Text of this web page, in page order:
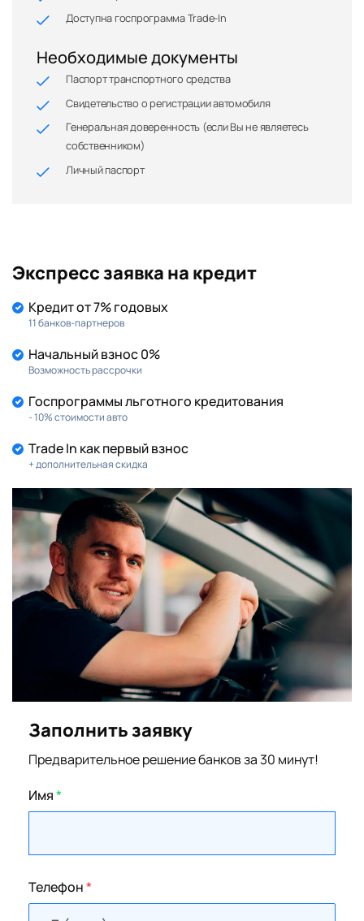
Доступна госпрограмма Trade-In
Необходимые документы
Паспорт транспортного средства
Свидетельство о регистрации автомобиля
Генеральная доверенность (если Вы не являетесь
собственником)
Личный паспорт
Экспресс заявка на кредит
Кредит от 7% годовых
11 банков-партнеров
Начальный взнос 0%
Возможность рассрочки
Госпрограммы льготного кредитования
- 10% стоимости авто
Trade In как первый взнос
+ дополнительная скидка
Заполнить заявку
Предварительное решение банков за 30 минут!
Имя*
Телефон*